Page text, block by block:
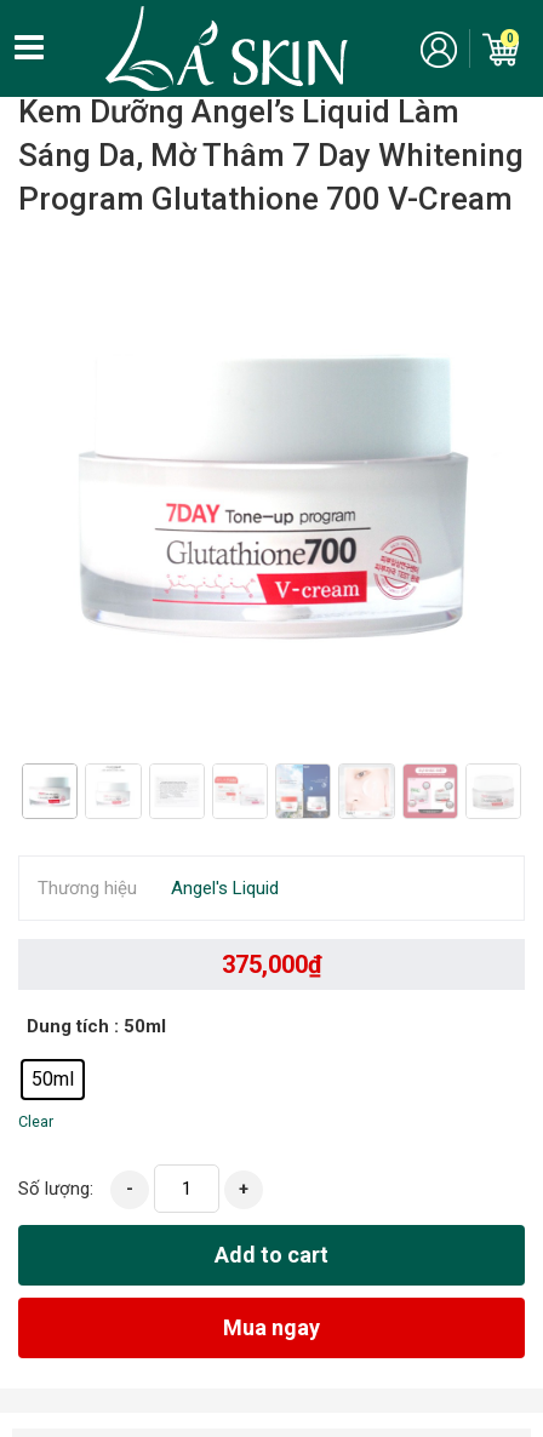
0
Home Chăm Sóc Da Mặt - Skincare/ Kem dưỡng
Kem Dưỡng Angel’s Liquid Làm
Sáng Da, Mờ Thâm 7 Day Whitening
Program Glutathione 700 V-Cream
375,000₫
Dung tích : 50ml
50ml
Clear
Số lượng: - +
Add to cart
Mua ngay
Thương hiệu Angel's Liquid